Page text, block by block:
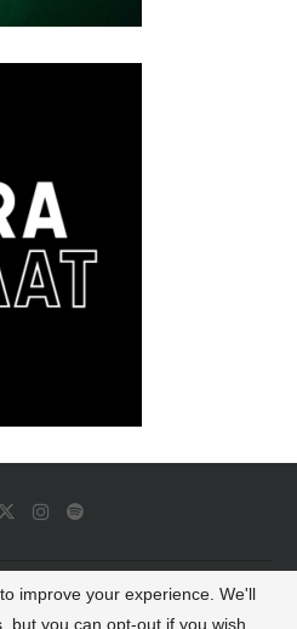
All Rights Reserved
improve your experience. We'll
but you can opt-out if you wish.